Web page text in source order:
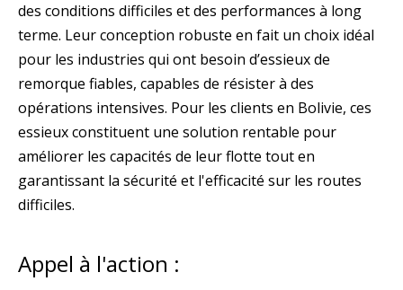
des conditions difficiles et des performances à long
terme. Leur conception robuste en fait un choix idéal
pour les industries qui ont besoin d’essieux de
remorque fiables, capables de résister à des
opérations intensives. Pour les clients en Bolivie, ces
essieux constituent une solution rentable pour
améliorer les capacités de leur flotte tout en
garantissant la sécurité et l'efficacité sur les routes
difficiles.
Appel à l'action :